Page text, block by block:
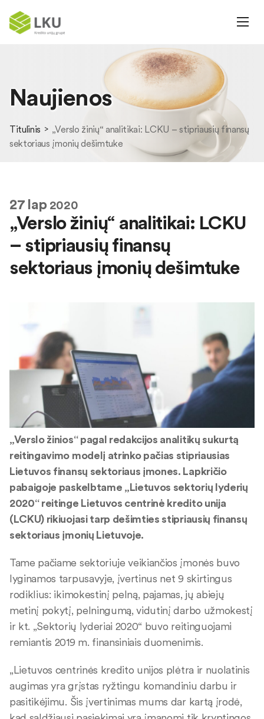
Naujienos
Titulinis
„Verslo žinių“ analitikai: LCKU – stipriausių finansų
sektoriaus įmonių dešimtuke
27lap 2020
„Verslo žinių“ analitikai: LCKU
– stipriausių finansų
sektoriaus įmonių dešimtuke
„Verslo žinios“ pagal redakcijos analitikų sukurtą
reitingavimo modelį atrinko pačias stipriausias
Lietuvos finansų sektoriaus įmones. Lapkričio
pabaigoje paskelbtame „Lietuvos sektorių lyderių
2020“ reitinge Lietuvos centrinė kredito unija
(LCKU) rikiuojasi tarp dešimties stipriausių finansų
sektoriaus įmonių Lietuvoje.
Tame pačiame sektoriuje veikiančios įmonės buvo
lyginamos tarpusavyje, įvertinus net 9 skirtingus
rodiklius: ikimokestinį pelną, pajamas, jų abiejų
metinį pokytį, pelningumą, vidutinį darbo užmokestį
ir kt. „Sektorių lyderiai 2020“ buvo reitinguojami
remiantis 2019 m. finansiniais duomenimis.
„Lietuvos centrinės kredito unijos plėtra ir nuolatinis
augimas yra grįstas ryžtingu komandiniu darbu ir
pasitikėjimu. Šis įvertinimas mums dar kartą įrodė,